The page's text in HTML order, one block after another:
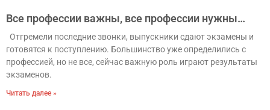
Все профессии важны, все профессии нужны…
Отгремели последние звонки, выпускники сдают экзамены и
готовятся к поступлению. Большинство уже определились с
профессией, но не все, сейчас важную роль играют результаты
экзаменов.
Читать далее »